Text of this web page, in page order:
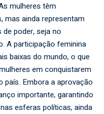
mulheres têm
mas ainda representam
poder, seja no
A participação feminina
baixas do mundo, o que
em conquistarem
país. Embora a aprovação
importante, garantindo
esferas políticas, ainda